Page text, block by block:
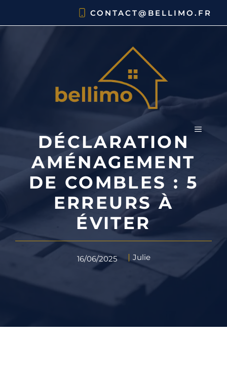
CONTACT@BELLIMO.FR
MENU
DÉCLARATION
AMÉNAGEMENT
DE COMBLES : 5
ERREURS À
ÉVITER
16/06/2025 Julie